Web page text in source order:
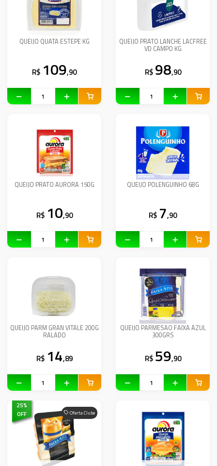
QUEIJO QUATA ESTEPE KG
R$ 109,90
QUEIJO PRATO LANCHE LACFREE
VD CAMPO KG
R$ 98,90
QUEIJO PRATO AURORA 150G
R$ 10,90
QUEIJO POLENGUINHO 68G
R$ 7,90
QUEIJO PARM GRAN VITALE 200G
RALADO
R$ 14,89
QUEIJO PARMESAO FAIXA AZUL
300GRS
R$ 59,90
Oferta Clube
25%
OFF